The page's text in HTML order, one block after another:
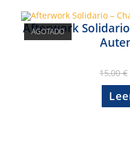
AGOTADO
Afterwork
15,00€